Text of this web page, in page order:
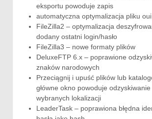
eksportu powoduje zapis
automatyczna optymalizacja pliku
FileZilla2 – optymalizacja
dodany ostatni login/hasło
FileZilla3 – nowe formaty plików
DeluxeFTP 6.x – poprawione
znaków narodowych
Przeciągnij i upuść plików lub
główne okno powoduje odzyskiwanie
wybranych lokalizacji
LeaderTask – poprawiona błędna